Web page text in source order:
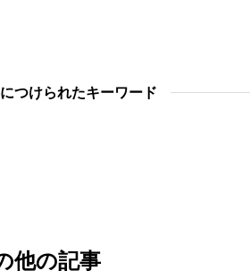
つけられたキーワード
他の記事